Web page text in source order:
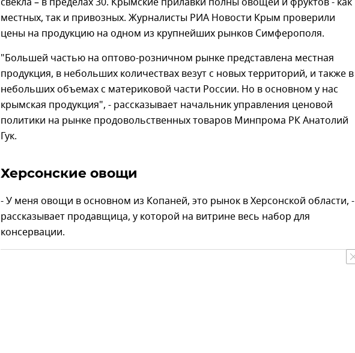
местных, так и привозных. Журналисты РИА Новости Крым проверили
цены на продукцию на одном из крупнейших рынков Симферополя.
"Большей частью на оптово-розничном рынке представлена местная
продукция, в небольших количествах везут с новых территорий, и также в
небольших объемах с материковой части России. Но в основном у нас
крымская продукция", - рассказывает начальник управления ценовой
политики на рынке продовольственных товаров Минпрома РК Анатолий
Гук.
Херсонские овощи
- У меня овощи в основном из Копаней, это рынок в Херсонской области, -
рассказывает продавщица, у которой на витрине весь набор для
консервации.